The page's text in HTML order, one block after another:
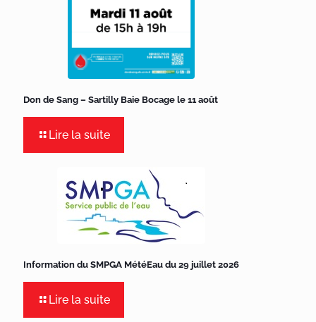
Don de Sang – Sartilly Baie Bocage le 11 août
Lire la suite
Information du SMPGA MétéEau du 29 juillet 2026
Lire la suite